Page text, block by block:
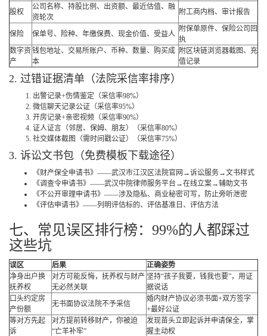
股权
公司名称、持股比例、出资额、最近估值、融
资轮次
附工商内档、审计报告
保险 保单号、险种、年缴保费、现金价值、受益人
附保单原件、保险公司回
执
数字资
产
钱包地址、交易所账户、币种、数量、购买成
本
附区块链浏览器截图、充
值记录
2. 过错证据清单（法院采信率排序）
出警记录+伤情鉴定（采信率98%）
微信聊天记录公证（采信率95%）
开房记录+亲密视频（采信率90%）
证人证言（邻居、保姆、朋友）（采信率80%）
社交媒体截图（需时间戳公证）（采信率75%）
3. 诉讼文书包（免费模板下载途径）
《财产保全申请书》——武汉市江汉区法院官网→诉讼服务→文书样式
《调查令申请书》——武汉中院律师服务平台→在线立案→辅助文书
《不公开审理申请书》——涉及隐私、商业秘密可写，防止旁听泄密
《评估申请书》——列明评估标的、评估基准日、评估方法
七、常见误区排行榜：99%的人都踩过
这些坑
误区 后果
正确姿势
净身出户换
抚养权
对方可能反悔，抚养权与财产
无必然关联
坚持“孩子我要，钱我也要”，用证
据说话
口头约定房
产份额
无书面协议法院不予采信
婚内财产协议必须书面+双方签字
+最好公证
等对方先起
诉
对方提前转移财产，你被迫
“亡羊补牢”
发现苗头立即起诉并申请保全，掌
握主动权